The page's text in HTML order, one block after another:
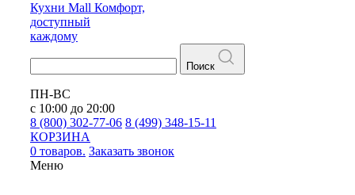
Кухни Mall Комфорт,
доступный
каждому
Поиск
ПН-ВС
с 10:00 до 20:00
8 (800) 302-77-06 8 (499) 348-15-11
КОРЗИНА
0 товаров. Заказать звонок
Меню